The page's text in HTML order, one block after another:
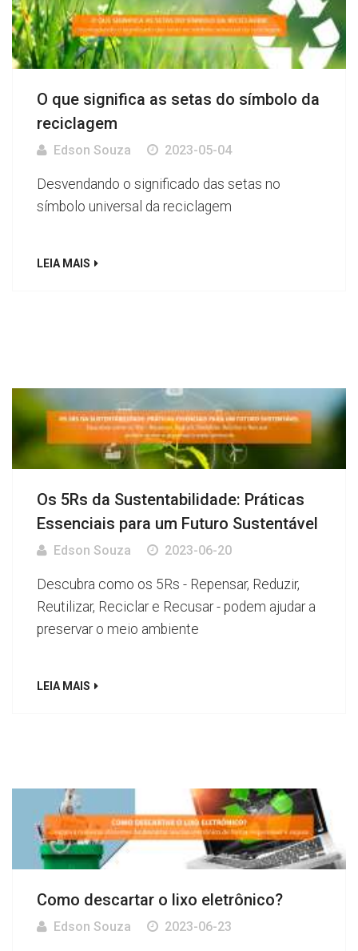
O que significa as setas do símbolo da
reciclagem
Edson Souza 2023-05-04
Desvendando o significado das setas no
símbolo universal da reciclagem
LEIA MAIS
Os 5Rs da Sustentabilidade: Práticas
Essenciais para um Futuro Sustentável
Edson Souza 2023-06-20
Descubra como os 5Rs - Repensar, Reduzir,
Reutilizar, Reciclar e Recusar - podem ajudar a
preservar o meio ambiente
LEIA MAIS
Como descartar o lixo eletrônico?
Edson Souza 2023-06-23